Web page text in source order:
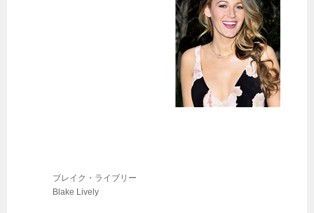
ブレイク・ライブリー
Blake Lively